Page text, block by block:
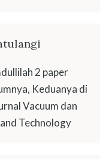
2 paper
Keduanya di
Vacuum dan
Technology